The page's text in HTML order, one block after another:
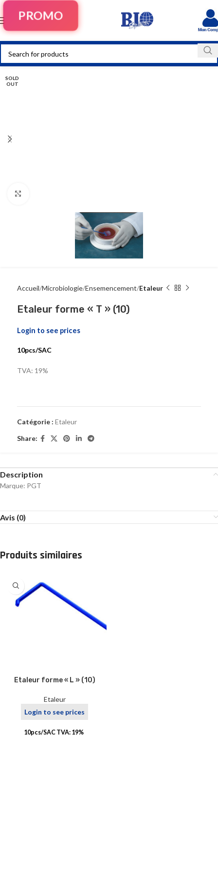
PROMO
SOLD
OUT
Accueil Microbiologie Ensemencement Etaleur
Etaleur forme « T » (10)
Login to see prices
10pcs/SAC
TVA: 19%
Catégorie : Etaleur
Share:
Description
Marque: PGT
Avis (0)
Produits similaires
Etaleur forme « L » (10)
Etaleur
Login to see prices
10pcs/SAC TVA: 19%